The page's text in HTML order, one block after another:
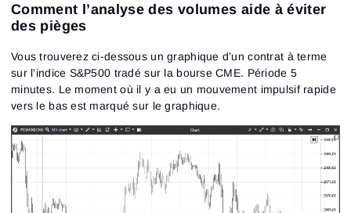
Comment l’analyse des volumes aide à éviter
des pièges
Vous trouverez ci-dessous un graphique d’un contrat à terme
sur l’indice S&P500 tradé sur la bourse CME. Période 5
minutes. Le moment où il y a eu un mouvement impulsif rapide
vers le bas est marqué sur le graphique.